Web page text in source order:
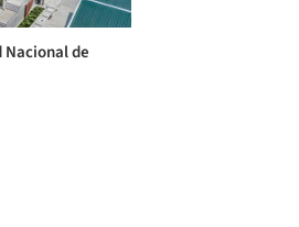
Nacional de